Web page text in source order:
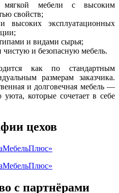
мягкой мебели с высоким
свойств;
высоких эксплуатационных
и видами сырья;
чистую и безопасную мебель.
как по стандартным
размерам заказчика.
и долговечная мебель —
уюта, которые сочетает в себе
цехов
с партнёрами